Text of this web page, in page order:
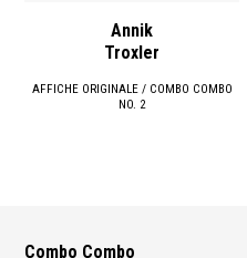
Annik
Troxler
AFFICHE ORIGINALE / COMBO COMBO
NO. 2
Combo Combo